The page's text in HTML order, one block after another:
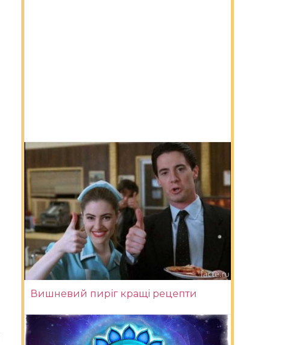
Вишневий пиріг кращі рецепти